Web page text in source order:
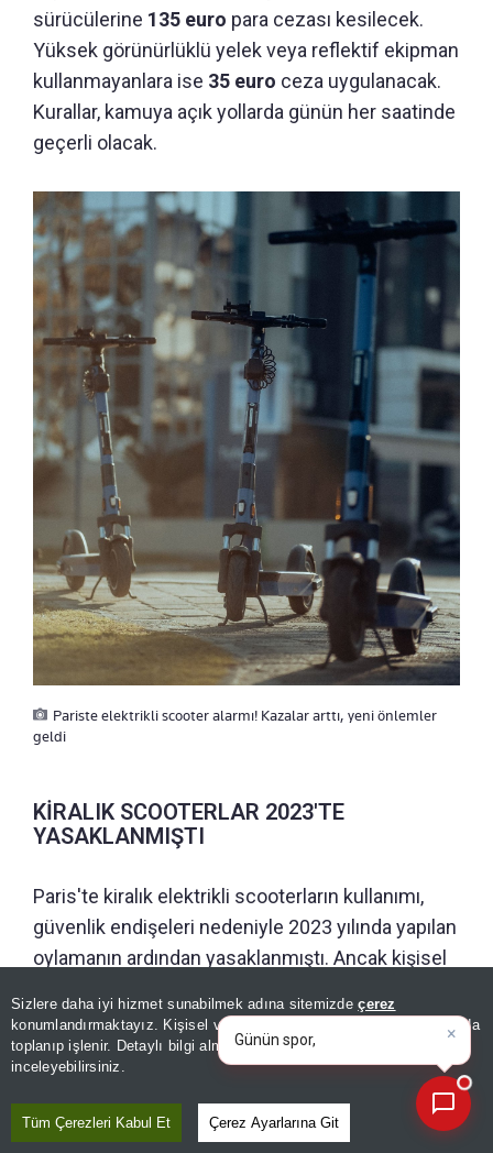
Sizlere daha iyi hizmet sunabilmek adına sitemizdeçerez
konumlandırmaktayız. Kişisel verileriniz, KVKK ve GDPR kapsamında
toplanıp işlenir. Detaylı bilgi almak içinAydınlatma Metnimizi
inceleyebilirsiniz.
Tüm Çerezleri Kabul Et Çerez Ayarlarına Git
sürücülerine 135 euro para cezası kesilecek.
Yüksek görünürlüklü yelek veya reflektif ekipman
kullanmayanlara ise 35 euro ceza uygulanacak.
Kurallar, kamuya açık yollarda günün her saatinde
geçerli olacak.
Pariste elektrikli scooter alarmı! Kazalar arttı, yeni önlemler
geldi
KİRALIK SCOOTERLAR 2023'TE
YASAKLANMIŞTI
Paris'te kiralık elektrikli scooterların kullanımı,
güvenlik endişeleri nedeniyle 2023 yılında yapılan
oylamanın ardından yasaklanmıştı. Ancak kişisel
Paris'in ardından Avrupa'nın farklı kentlerinde de
scooter kullanımına yönelik kısıtlamalar
gündeme geldi.Madrid 2024'te kiralık elektrikli
scooterları yasaklarken, Brüksel de haziran
Günün spor, gündem ve
ekonomi gelişmelerini analiz
edin!